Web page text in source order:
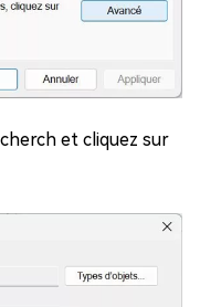
et cliquez sur